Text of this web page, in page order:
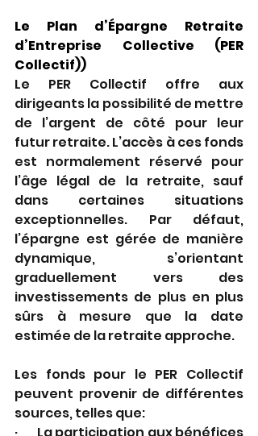
Le Plan d’Épargne Retraite
d’Entreprise Collective (PER
Collectif))
Le PER Collectif offre aux
dirigeants la possibilité de mettre
de l’argent de côté pour leur
futur retraite. L’accès à ces fonds
est normalement réservé pour
l’âge légal de la retraite, sauf
dans certaines situations
exceptionnelles. Par défaut,
l’épargne est gérée de manière
dynamique, s’orientant
graduellement vers des
investissements de plus en plus
sûrs à mesure que la date
estimée de la retraite approche.
Les fonds pour le PER Collectif
peuvent provenir de différentes
sources, telles que:
·       La participation aux bénéfices